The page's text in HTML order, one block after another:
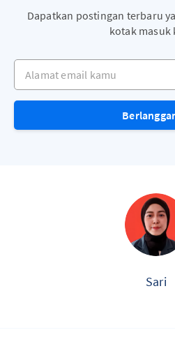
Dapatkan postingan terbaru
kotak masuk
Alamat email kamu
Sari